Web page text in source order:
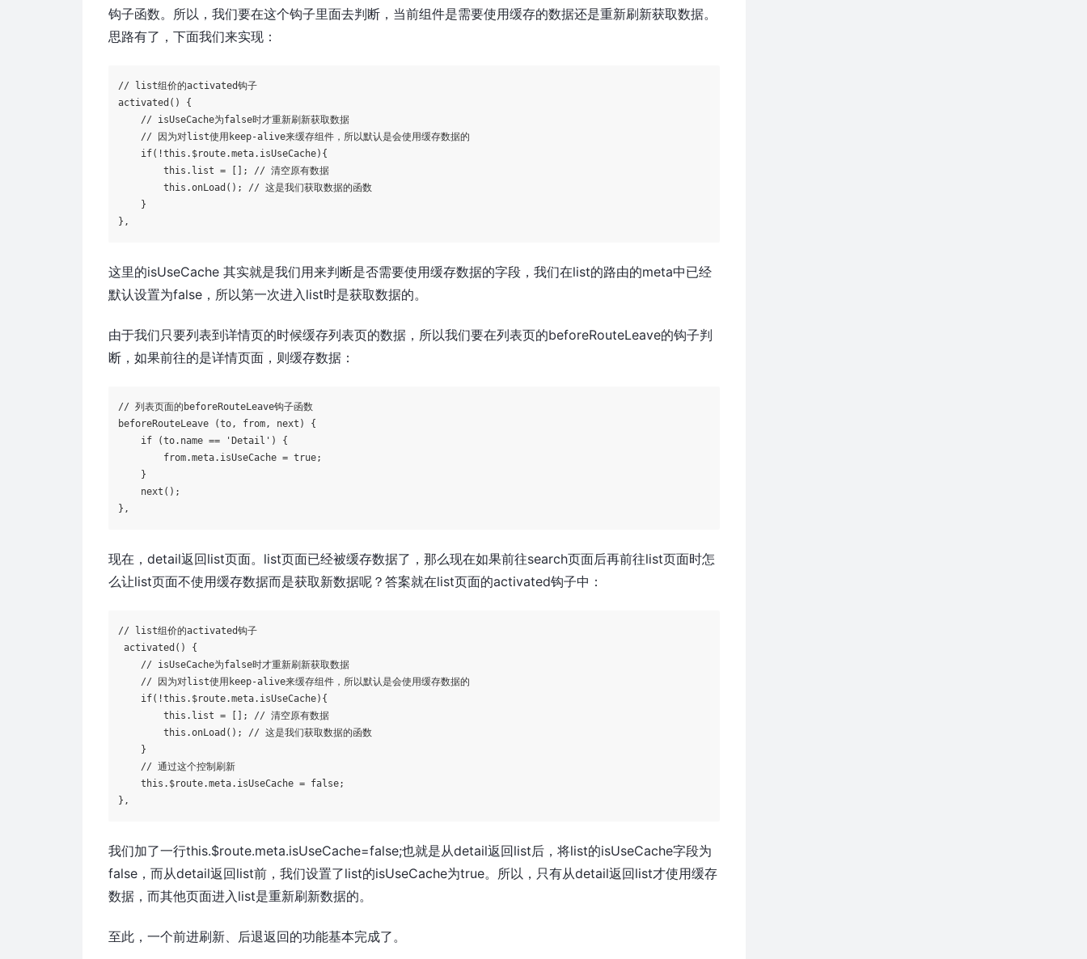
钩子函数。所以，我们要在这个钩子里面去判断，当前组件是需要使用缓存的数据还是重新刷新获取数据。
思路有了，下面我们来实现：
activated () {
    // isUseCache为
false时才重新刷新获取数据
    // 因为对list使用keep-alive来缓存组件，所以默认是会使用缓存数据的
if(!this. $route.meta.isUseCache){
        this.list = []; // 清空原有数据
        this.onLoad(); // 这是我们获取数据的函数
    }
},
这里的isUseCache其实就是我们用来判断是否需要使用缓存数据的字段，我们在list的路由的meta中已经
默认设置为false，所以第一次进入list时是获取数据的。
由于我们只要列表到详情页的时候缓存列表页的数据，所以我们要在列表页的beforeRouteLeave的钩子判
断，如果前往的是详情页面，则缓存数据：
// 列表页面的beforeRouteLeave钩子函数
beforeRouteLeave (to, from, next) {
if (to.name == 'Detail' ) {
        from.meta.isUseCache =
true;
    }
    next();
},
现在，detail返回list页面。list页面已经被缓存数据了，那么现在如果前往search页面后再前往list页面时怎
么让list页面不使用缓存数据而是获取新数据呢？答案就在list页面的activated钩子中：
// list组价的activated钩子
activated () {
    // isUseCache为
false时才重新刷新获取数据
    // 因为对list使用keep-alive来缓存组件，所以默认是会使用缓存数据的
if(!this. $route.meta.isUseCache){
        this.list = []; // 清空原有数据
        this.onLoad(); // 这是我们获取数据的函数
    }
    // 通过这个控制刷新
    this.
$route.meta.isUseCache = false;
},
我们加了一行this.$route.meta.isUseCache=false;也就是从detail返回list后，将list的isUseCache字段为
false，而从detail返回list前，我们设置了list的isUseCache为true。所以，只有从detail返回list才使用缓存
数据，而其他页面进入list是重新刷新数据的。
至此，一个前进刷新、后退返回的功能基本完成了。